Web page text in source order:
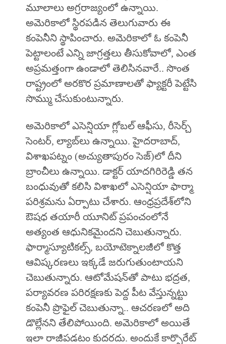
మూలాలు అగ్రరాజ్యంలో ఉన్నాయి.
అమెరికాలో స్థిరపడిన తెలుగువారు ఈ
కంపెనీని స్థాపించారు. అమెరికాలో ఓ కంపెనీ
పెట్టాలంటే ఎన్ని జాగ్రత్తలు తీసుకోవాలో, ఎంత
అప్రమత్తంగా ఉండాలో తెలిసినవారే.. సొంత
రాష్ట్రంలో అరకొర ప్రమాణాలతో ఫ్యాక్టరీ పెట్టేసి
సొమ్ము చేసుకుంటున్నారు.
అమెరికాలో ఎసెన్షియా గ్లోబల్ ఆఫీసు, రీసెర్చ్‌
సెంటర్‌, ల్యాబ్‌లు ఉన్నాయి. హైదరాబాద్‌,
విశాఖపట్నం (అచ్యుతాపురం సెజ్)లో దీని
బ్రాంచీలు ఉన్నాయి. డాక్టర్ యాదగిరిరెడ్డి తన
బంధువుతో కలిసి విశాఖలో ఎసెన్షియా ఫార్మా
పరిశ్రమను ఏర్పాటు చేశారు. ఆంధ్రప్రదేశ్‌లోని
ఔషధ తయారీ యూనిట్ ప్రపంచంలోనే
అత్యంత ఆధునికమైందని చెబుతున్నారు.
ఫార్మాస్యూటికల్స్, బయోటెక్నాలజీలో కొత్త
ఆవిష్కరణలు ఇక్కడే జరుగుతుంటాయని
చెబుతున్నారు. ఆటోమేషన్‌తో పాటు భద్రత,
పర్యావరణ పరిరక్షణకు పెద్ద పీట వేస్తున్నట్టు
కంపెనీ ప్రొఫైల్‌ చెబుతున్నా.. ఆచరణలో అది
డొల్లేనని తేలిపోయింది. అమెరికాలో అయితే
ఇలా రాజీపడటం కుదరదు. అందుకే కార్పొరేట్